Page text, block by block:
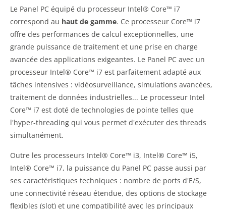
Le Panel PC équipé du processeur Intel® Core™ i7
correspond au haut de gamme. Ce processeur Core™ i7
offre des performances de calcul exceptionnelles, une
grande puissance de traitement et une prise en charge
avancée des applications exigeantes. Le Panel PC avec un
processeur Intel® Core™ i7 est parfaitement adapté aux
tâches intensives : vidéosurveillance, simulations avancées,
traitement de données industrielles... Le processeur Intel
Core™ i7 est doté de technologies de pointe telles que
l'hyper-threading qui vous permet d'exécuter des threads
simultanément.
Outre les processeurs Intel® Core™ i3, Intel® Core™ i5,
Intel® Core™ i7, la puissance du Panel PC passe aussi par
ses caractéristiques techniques : nombre de ports d'E/S,
une connectivité réseau étendue, des options de stockage
flexibles (slot) et une compatibilité avec les principaux